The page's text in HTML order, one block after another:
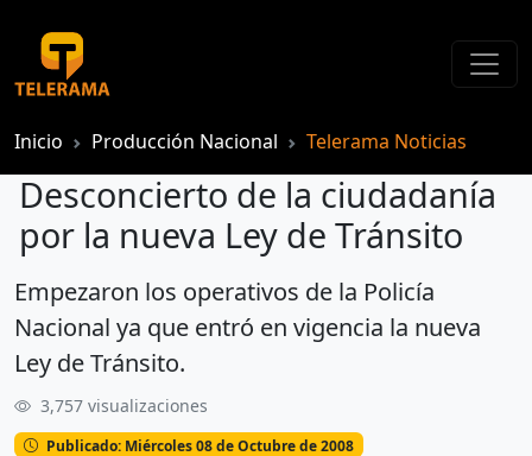
Inicio Producción Nacional Telerama Noticias
Desconcierto de la ciudadanía
por la nueva Ley de Tránsito
Empezaron los operativos de la Policía
Nacional ya que entró en vigencia la nueva
Ley de Tránsito.
3,757 visualizaciones
Publicado: Miércoles 08 de Octubre de 2008